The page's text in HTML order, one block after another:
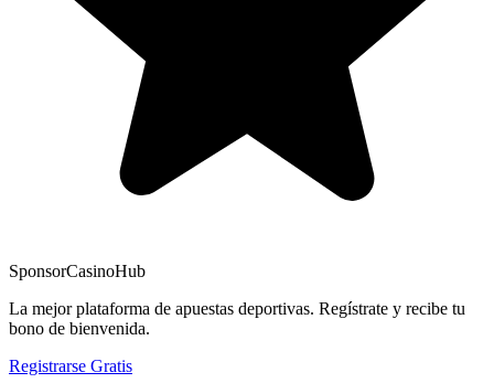
SponsorCasinoHub
La mejor plataforma de apuestas deportivas. Regístrate y recibe tu
bono de bienvenida.
Registrarse Gratis